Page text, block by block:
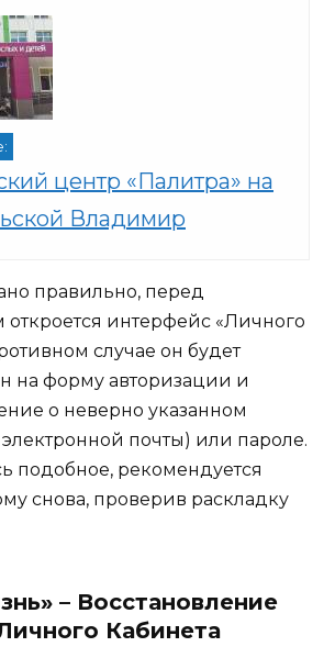
центр «Палитра» на
Владимир
правильно, перед
откроется интерфейс «Личного
случае он будет
на форму авторизации и
о неверно указанном
почты) или пароле.
подобное, рекомендуется
снова, проверив раскладку
– Восстановление
Кабинета